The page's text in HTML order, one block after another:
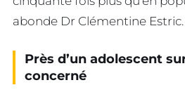
abonde Dr Clémentine Estric.
Près d’un adolescent
concerné